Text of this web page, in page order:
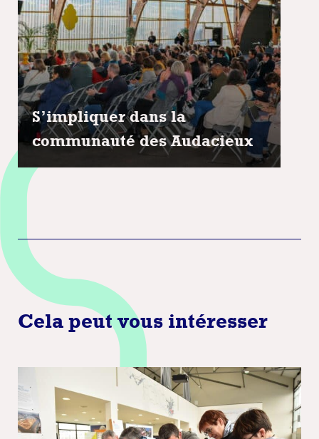
S’impliquer dans la
communauté des Audacieux
Cela peut vous intéresser